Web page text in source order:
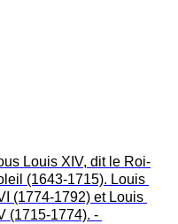
Louis XIV, dit le Roi-
(1643-1715). Louis
(1774-1792) et Louis
(1715-1774). -